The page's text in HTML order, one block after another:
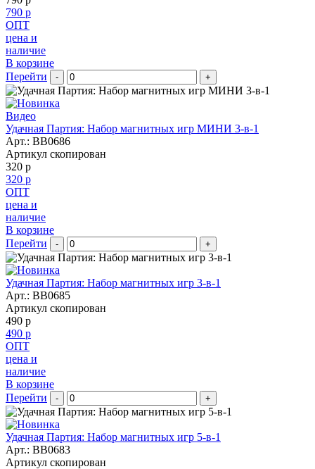
790 р
ОПТ
цена и
наличие
В корзине
Перейти
- +
Видео
Удачная Партия: Набор магнитных игр МИНИ 3-в-1
Арт.: BB0686
Артикул скопирован
320 р
320 р
ОПТ
цена и
наличие
В корзине
Перейти
- +
Удачная Партия: Набор магнитных игр 3-в-1
Арт.: BB0685
Артикул скопирован
490 р
490 р
ОПТ
цена и
наличие
В корзине
Перейти
- +
Удачная Партия: Набор магнитных игр 5-в-1
Арт.: BB0683
Артикул скопирован